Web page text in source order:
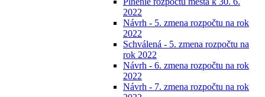
2022
Návrh - 5. zmena rozpočtu na rok
2022
Schválená - 5. zmena rozpočtu na
rok 2022
Návrh - 6. zmena rozpočtu na rok
2022
Návrh - 7. zmena rozpočtu na rok